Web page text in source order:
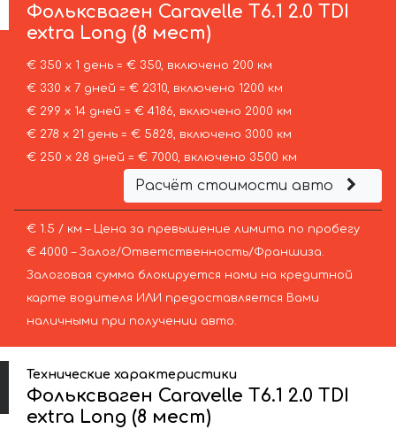
Фольксваген Caravelle T6.1 2.0 TDI
extra Long (8 мест)
€ 350 х 1 день = € 350, включено 200 км
€ 330 х 7 дней = € 2310, включено 1200 км
€ 299 х 14 дней = € 4186, включено 2000 км
€ 278 х 21 день = € 5828, включено 3000 км
€ 250 х 28 дней = € 7000, включено 3500 км
Расчёт стоимости авто
€ 1.5 / км – Цена за превышение лимита по пробегу
€ 4000 – Залог/Ответственность/Франшиза.
Залоговая сумма блокируется нами на кредитной
карте водителя ИЛИ предоставляется Вами
наличными при получении авто.
Технические характеристики
Фольксваген Caravelle T6.1 2.0 TDI
extra Long (8 мест)